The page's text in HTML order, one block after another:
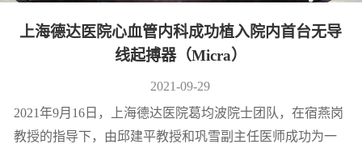
上海德达医院心血管内科成功植入院内首台无导
线起搏器（Micra）
2021-09-29
2021年9月16日，上海德达医院葛均波院士团队，在宿燕岗
教授的指导下，由邱建平教授和巩雪副主任医师成功为一